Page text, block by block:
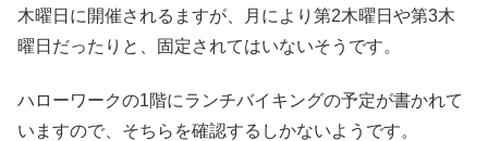
木曜日に開催されるますが、月により第2木曜日や第3木
曜日だったりと、固定されてはいないそうです。
ハローワークの1階にランチバイキングの予定が書かれて
いますので、そちらを確認するしかないようです。